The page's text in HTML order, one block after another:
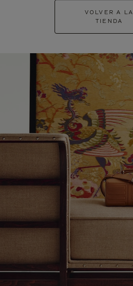
VOLVER A LA
TIENDA